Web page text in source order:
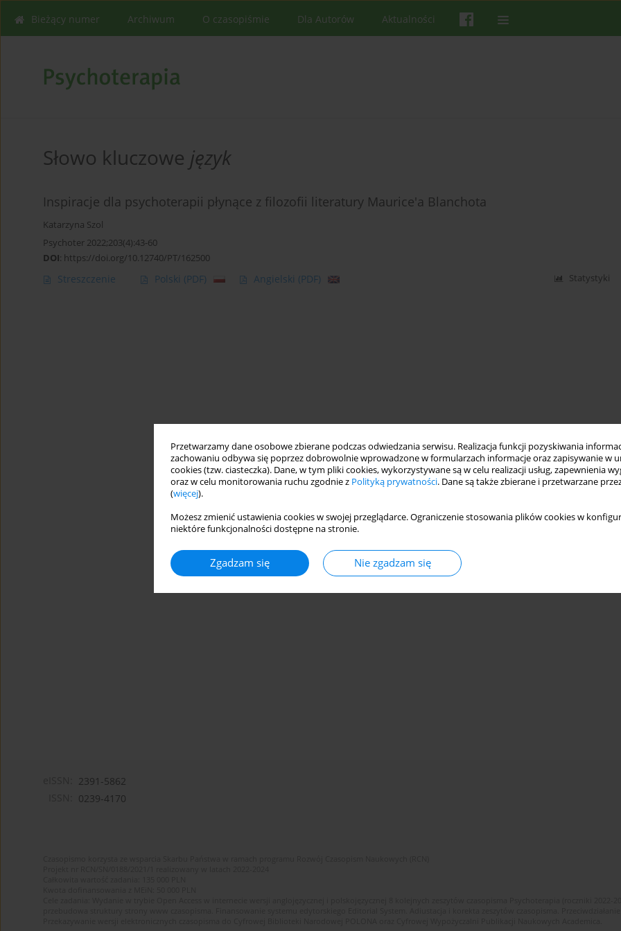
Przetwarzamy dane osobowe zbierane podczas odwiedzania serwisu. Realizacja funkcji pozyskiwania
zachowaniu odbywa się poprzez dobrowolnie wprowadzone w formularzach informacje oraz zapisywanie w
cookies (tzw. ciasteczka). Dane, w tym pliki cookies, wykorzystywane są w celu realizacji usług, zapewnienia
oraz w celu monitorowania ruchu zgodnie z Polityką prywatności. Dane są także zbierane i przetwarzane
(więcej).
Możesz zmienić ustawienia cookies w swojej przeglądarce. Ograniczenie stosowania plików cookies w
niektóre funkcjonalności dostępne na stronie.
Zgadzam się Nie zgadzam się
Bieżący numer Archiwum O czasopiśmie Dla Autorów Aktualności
Słowo kluczowe język
Inspiracje dla psychoterapii płynące z filozofii literatury Maurice'a Blanchota
Katarzyna Szol
Psychoter 2022;203(4):43-60
DOI: https://doi.org/10.12740/PT/162500
Streszczenie Polski (PDF) Angielski (PDF) Statystyki
2391-5862
0239-4170